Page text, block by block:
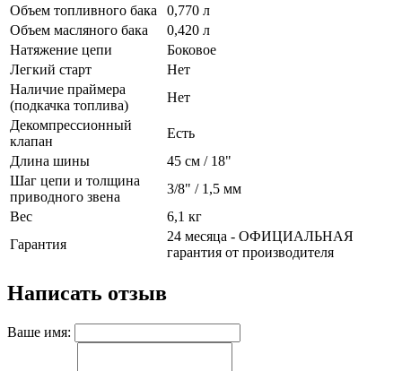
Объем топливного бака
0,770 л
Объем масляного бака
0,420 л
Натяжение цепи
Боковое
Легкий старт
Нет
Наличие праймера
(подкачка топлива)
Нет
Декомпрессионный
клапан
Есть
Длина шины
45 см / 18"
Шаг цепи и толщина
приводного звена
3/8" / 1,5 мм
Вес
6,1 кг
Гарантия
24 месяца - ОФИЦИАЛЬНАЯ
гарантия от производителя
Написать отзыв
Ваше имя: